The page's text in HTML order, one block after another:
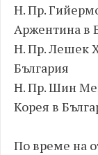
Н. Пр.
Аржентина в
Н. Пр. Лешек
България
Н. Пр. Шин
Корея в
По време на